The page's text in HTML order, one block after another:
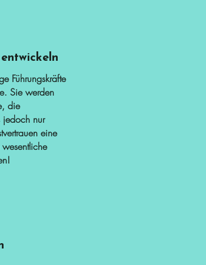
Führungskräfte
Sie werden
die
jedoch nur
eine